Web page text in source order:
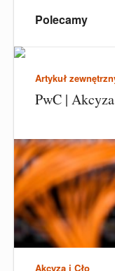
Polecamy
Artykuł
PwC |
Akcyza i Cło